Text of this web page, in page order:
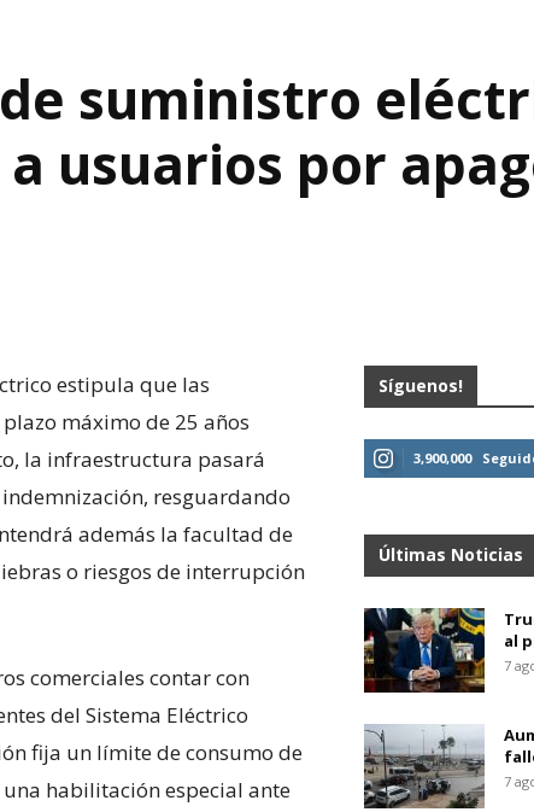
suministro
usuarios por
estipula que las
máximo de 25 años
la infraestructura pasará
resguardando
además la facultad de
o riesgos de interrupción
comerciales contar con
del Sistema Eléctrico
fija un límite de consumo de
habilitación especial ante
Síguenos!
3,900,000
Últimas Noticias
al
7
7